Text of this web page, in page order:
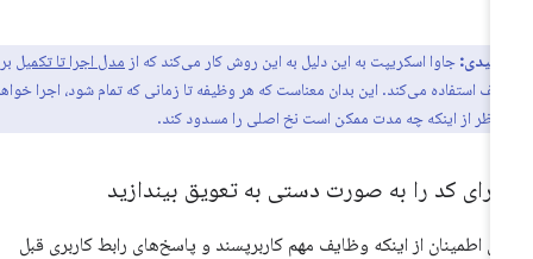
کلیدی:جاوا اسکریپت به این دلیل به این روش کار می‌کند که ازمدل اجرا تا تکمیلبرای
استفاده می‌کند. این بدان معناست که هر وظیفه تا زمانی که تمام شود، اجرا خواهد
از اینکه چه مدت ممکن است نخ اصلی را مسدود کند.
کد را به صورت دستی به تعویق بیندازید
اطمینان از اینکه وظایف مهم کاربرپسند و پاسخ‌های رابط کاربری قبل